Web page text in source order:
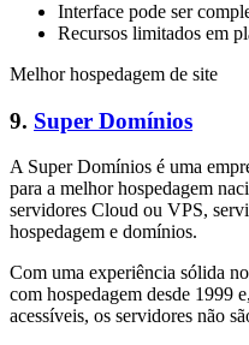
Interface pode ser
Recursos limitados em
Melhor hospedagem de site
9. Super Domínios
A Super Domínios é uma
para a melhor hospedagem
servidores Cloud ou VPS,
hospedagem e domínios.
Com uma experiência sólida
com hospedagem desde 1999
acessíveis, os servidores não